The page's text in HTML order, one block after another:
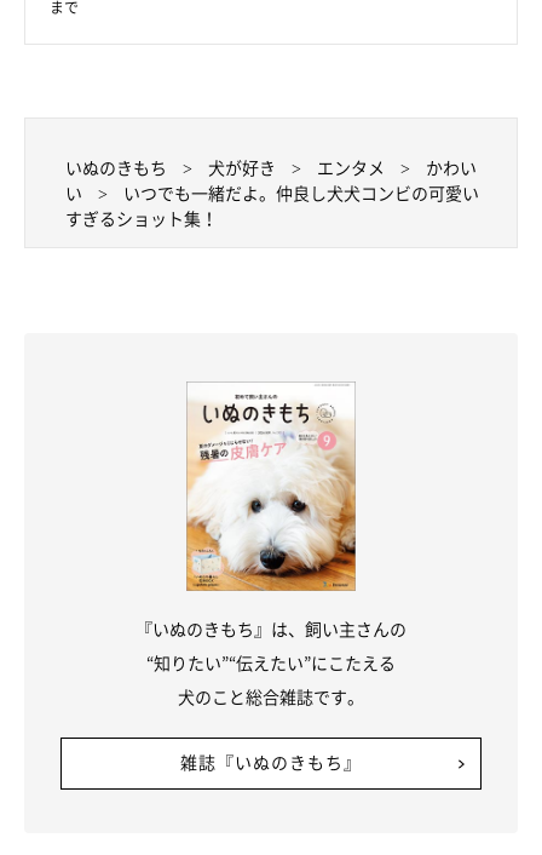
あえてカメラ目線を狙わないイケメン君も、なんとも言えない表
情でカメラを見つめるワンちゃんたちも、大好きなお友達や家族
たり、とても楽しそう！やっぱりペットは飼い主さんはもちろん
周りの人を心の底から幸せにしてくれますね。
ワンちゃん同士もいつまでも仲良く、そして飼い主さんともずっ
とずっと一緒に幸せに暮らせますように。
※写真はスマホアプリ「まいにちのいぬ・ねこのきもち」で投稿
されたものです。
まで
いぬのきもち 犬が好き エンタメ
かわい
い
いつでも一緒だよ。仲良し犬犬コンビの可愛い
すぎるショット集！
『いぬのきもち』は、飼い主さんの
“知りたい”“伝えたい”にこたえる
犬のこと総合雑誌です。
雑誌『いぬのきもち』